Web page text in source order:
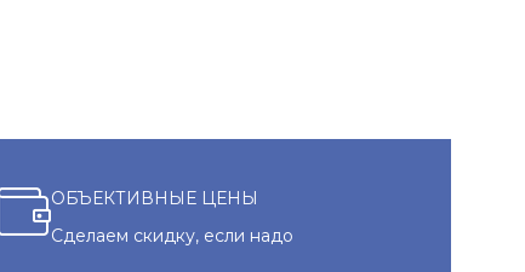
ОБЪЕКТИВНЫЕ ЦЕНЫ
Сделаем скидку, если надо